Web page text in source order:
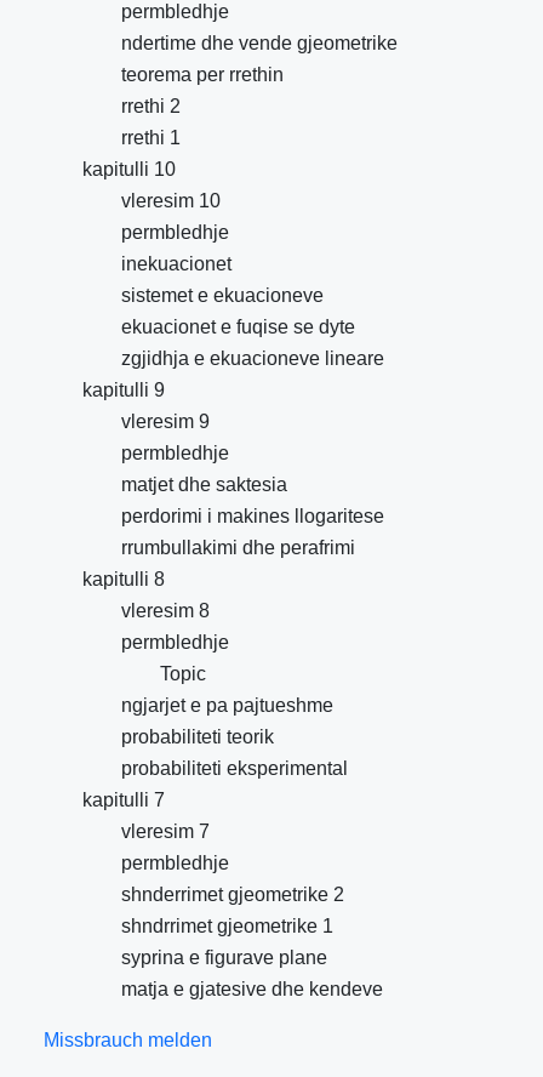
permbledhje
ndertime dhe vende gjeometrike
teorema per rrethin
rrethi 2
rrethi 1
kapitulli 10
vleresim 10
permbledhje
inekuacionet
sistemet e ekuacioneve
ekuacionet e fuqise se dyte
zgjidhja e ekuacioneve lineare
kapitulli 9
vleresim 9
permbledhje
matjet dhe saktesia
perdorimi i makines llogaritese
rrumbullakimi dhe perafrimi
kapitulli 8
vleresim 8
permbledhje
Topic
ngjarjet e pa pajtueshme
probabiliteti teorik
probabiliteti eksperimental
kapitulli 7
vleresim 7
permbledhje
shnderrimet gjeometrike 2
shndrrimet gjeometrike 1
syprina e figurave plane
matja e gjatesive dhe kendeve
Missbrauch melden